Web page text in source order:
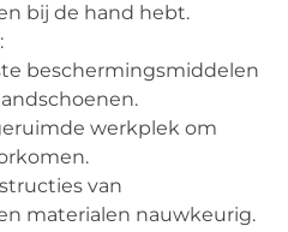
bij de hand hebt.
:
beschermingsmiddelen
werkplek om
van
materialen nauwkeurig.